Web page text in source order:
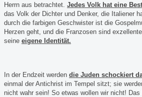
Herrn aus betrachtet. Jedes Volk hat eine
das Volk der Dichter und Denker, die Italiener
durch die farbigen Geschwister ist die
Herzen geht, und die Franzosen sind
seine eigene Identität.
In der Endzeit werden die Juden schockiert
einmal der Antichrist im Tempel sitzt; sie
nicht wahr sein! So etwas wollen wir nicht!